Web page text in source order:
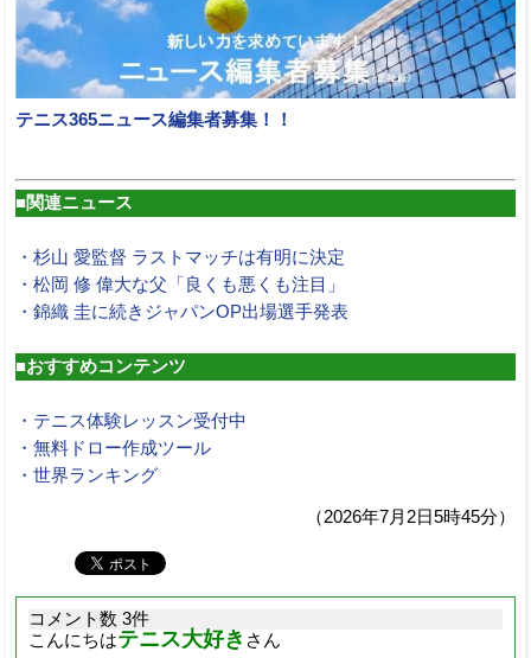
テニス365ニュース編集者募集！！
■関連ニュース
・杉山 愛監督 ラストマッチは有明に決定
・松岡 修 偉大な父「良くも悪くも注目」
・錦織 圭に続きジャパンOP出場選手発表
■おすすめコンテンツ
・テニス体験レッスン受付中
・無料ドロー作成ツール
・世界ランキング
（2026年7月2日5時45分）
コメント数 3件
こんにちはテニス大好き さん